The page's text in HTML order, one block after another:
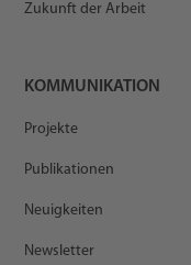
Zukunft der Arbeit
KOMMUNIKATION
Projekte
Publikationen
Neuigkeiten
Newsletter